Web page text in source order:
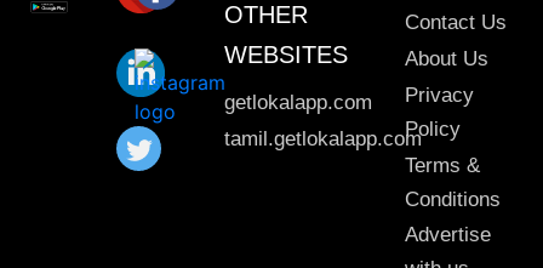
OTHER
WEBSITES
getlokalapp.com
tamil.getlokalapp.com
Contact Us
About Us
Privacy
Policy
Terms &
Conditions
Advertise